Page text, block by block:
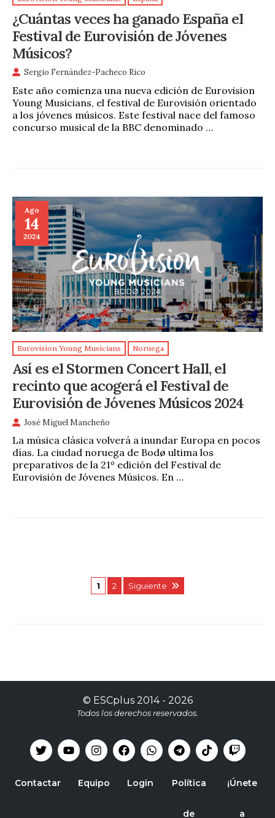
¿Cuántas veces ha ganado España el
Festival de Eurovisión de Jóvenes
Músicos?
Sergio Fernández-Pacheco Rico
Este año comienza una nueva edición de Eurovision
Young Musicians, el festival de Eurovisión orientado
a los jóvenes músicos. Este festival nace del famoso
concurso musical de la BBC denominado …
Ago
14
2024
Eurovision Young Musicians Noruega
Así es el Stormen Concert Hall, el
recinto que acogerá el Festival de
Eurovisión de Jóvenes Músicos 2024
José Miguel Mancheño
La música clásica volverá a inundar Europa en pocos
días. La ciudad noruega de Bodø ultima los
preparativos de la 21º edición del Festival de
Eurovisión de Jóvenes Músicos. En …
1 2 Siguiente
© ESCplus2014 - 2026
Todos los derechos reservados.
Contactar Equipo Login Política
de
¡Únete
a